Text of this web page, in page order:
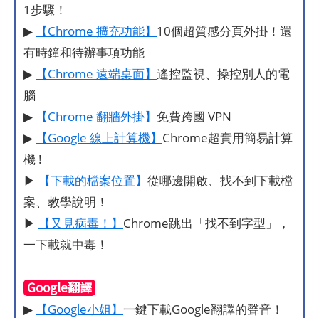
1步驟！
▶
【Chrome 擴充功能】 10個超質感分頁外掛！還
有時鐘和待辦事項功能
▶
【Chrome 遠端桌面】 遙控監視、操控別人的電
腦
▶
【Chrome 翻牆外掛】 免費跨國 VPN
▶
【Google 線上計算機】 Chrome超實用簡易計算
機 !
▶
【下載的檔案位置】 從哪邊開啟、找不到下載檔
案、教學說明！
▶
【又見病毒！】 Chrome跳出「找不到字型」，
一下載就中毒！
Google翻譯
▶ 【Google小姐】 一鍵下載Google翻譯的聲音！